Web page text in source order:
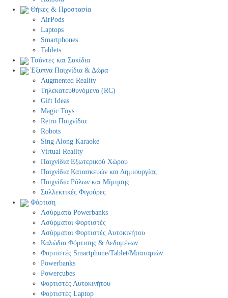
Θήκες & Προστασία
AirPods
Laptops
Smartphones
Tablets
Τσάντες και Σακίδια
Έξυπνα Παιχνίδια & Δώρα
Augmented Reality
Τηλεκατευθυνόμενα (RC)
Gift Ideas
Magic Toys
Retro Παιχνίδια
Robots
Sing Along Karaoke
Virtual Reality
Παιχνίδια Εξωτερικού Χώρου
Παιχνίδια Κατασκευών και Δημιουργίας
Παιχνίδια Ρόλων και Μίμησης
Συλλεκτικές Φιγούρες
Φόρτιση
Ασύρματα Powerbanks
Aσύρματοι Φορτιστές
Ασύρματοι Φορτιστές Αυτοκινήτου
Καλώδια Φόρτισης & Δεδομένων
Φορτιστές Smartphone/Tablet/Μπαταριών
Powerbanks
Powercubes
Φορτιστές Αυτοκινήτου
Φορτιστές Laptop